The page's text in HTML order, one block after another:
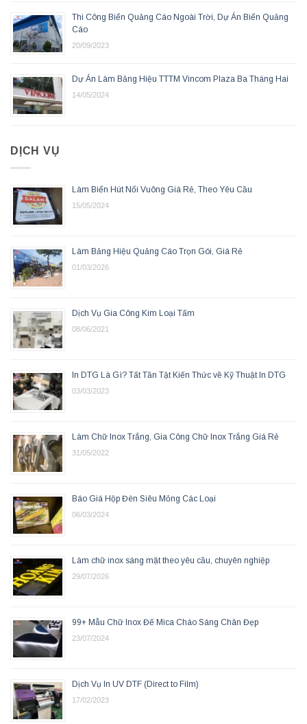
Thi Công Biển Quảng Cáo Ngoài Trời, Dự Án Biển Quảng
Cáo
20/09/2023
Dự Án Làm Bảng Hiệu TTTM Vincom Plaza Ba Tháng Hai
14/05/2024
DỊCH VỤ
Làm Biển Hút Nổi Vuông Giá Rẻ, Theo Yêu Cầu
15/05/2024
Làm Bảng Hiệu Quảng Cáo Trọn Gói, Giá Rẻ
01/03/2026
Dịch Vụ Gia Công Kim Loại Tấm
08/06/2021
In DTG Là Gì? Tất Tần Tật Kiến Thức về Kỹ Thuật In DTG
03/03/2023
Làm Chữ Inox Trắng, Gia Công Chữ Inox Trắng Giá Rẻ
31/05/2022
Báo Giá Hộp Đèn Siêu Mỏng Các Loại
06/03/2024
Làm chữ inox sáng mặt theo yêu cầu, chuyên nghiệp
29/07/2026
99+ Mẫu Chữ Inox Đế Mica Cháo Sáng Chân Đẹp
23/07/2024
Dịch Vụ In UV DTF (Direct to Film)
17/02/2023